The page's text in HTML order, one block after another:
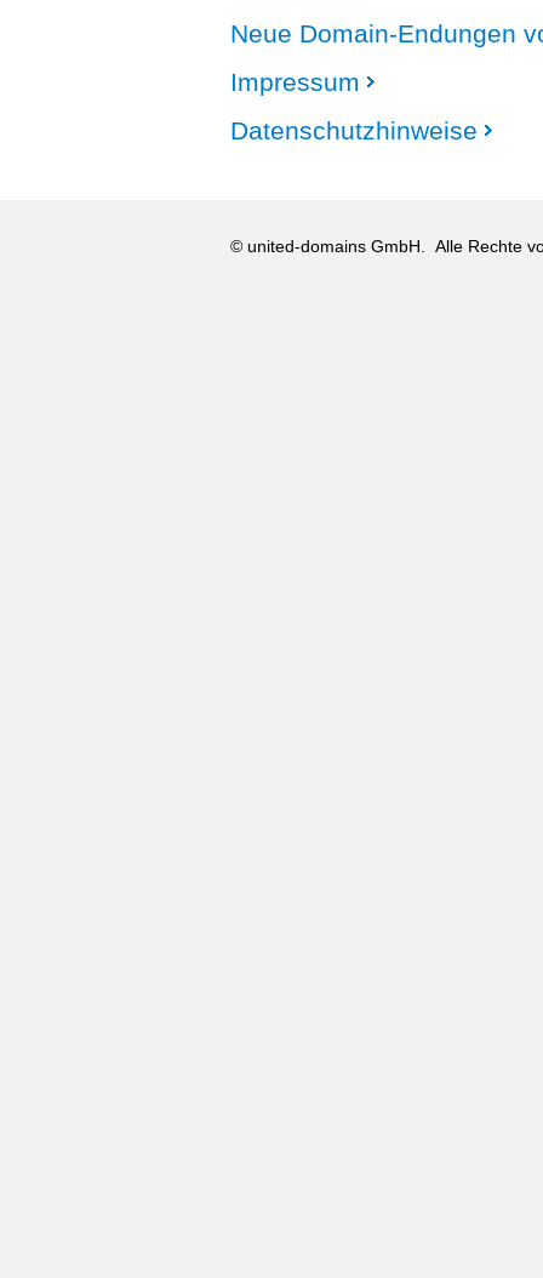
Neue Domain-Endungen
Impressum
Datenschutzhinweise
© united-domains GmbH. Alle Rechte